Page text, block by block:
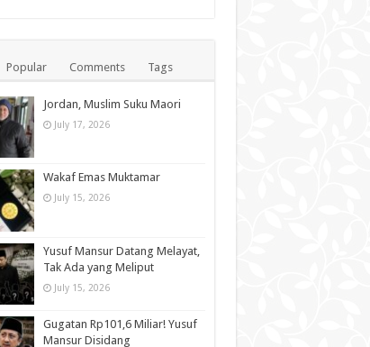
Popular Comments Tags
Jordan, Muslim Suku Maori
July 17, 2026
Wakaf Emas Muktamar
July 15, 2026
Yusuf Mansur Datang Melayat,
Tak Ada yang Meliput
July 15, 2026
Gugatan Rp101,6 Miliar! Yusuf
Mansur Disidang